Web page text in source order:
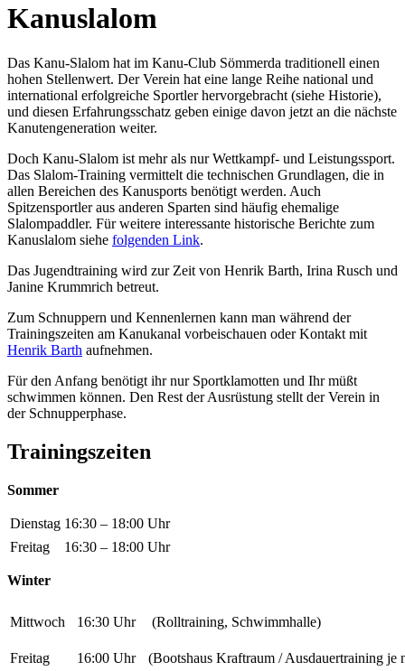
Kanuslalom
Das Kanu-Slalom hat im Kanu-Club Sömmerda traditionell einen
hohen Stellenwert. Der Verein hat eine lange Reihe national und
international erfolgreiche Sportler hervorgebracht (siehe Historie),
und diesen Erfahrungsschatz geben einige davon jetzt an die nächste
Kanutengeneration weiter.
Doch Kanu-Slalom ist mehr als nur Wettkampf- und Leistungssport.
Das Slalom-Training vermittelt die technischen Grundlagen, die in
allen Bereichen des Kanusports benötigt werden. Auch
Spitzensportler aus anderen Sparten sind häufig ehemalige
Slalompaddler. Für weitere interessante historische Berichte zum
Kanuslalom siehe folgenden Link.
Das Jugendtraining wird zur Zeit von Henrik Barth, Irina Rusch und
Janine Krummrich betreut.
Zum Schnuppern und Kennenlernen kann man während der
Trainingszeiten am Kanukanal vorbeischauen oder Kontakt mit
Henrik Barth aufnehmen.
Für den Anfang benötigt ihr nur Sportklamotten und Ihr müßt
schwimmen können. Den Rest der Ausrüstung stellt der Verein in
der Schnupperphase.
Trainingszeiten
Sommer
Dienstag 16:30 – 18:00 Uhr
Freitag
16:30 – 18:00 Uhr
Winter
Mittwoch 16:30 Uhr (Rolltraining, Schwimmhalle)
Freitag 16:00 Uhr (Bootshaus Kraftraum / Ausdauertraining je